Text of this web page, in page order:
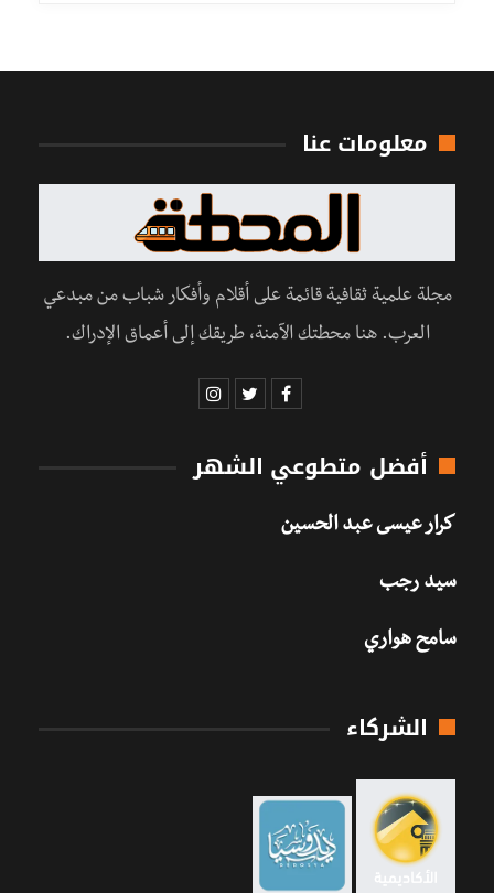
معلومات عنا
مجلة علمية ثقافية قائمة على أقلام وأفكار شباب من مبدعي
العرب. هنا محطتك الآمنة، طريقك إلى أعماق الإدراك.
أفضل متطوعي الشهر
كرار عيسى عبد الحسين
سيد رجب
سامح هواري
الشركاء